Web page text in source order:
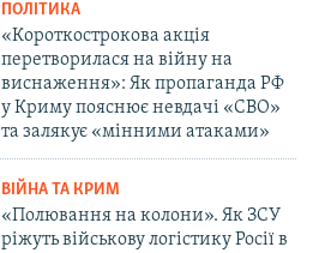
ПОЛІТИКА
«Короткострокова акція
перетворилася на війну на
виснаження»: Як пропаганда РФ
у Криму пояснює невдачі «СВО»
та залякує «мінними атаками»
ВІЙНА ТА КРИМ
«Полювання на колони». Як ЗСУ
ріжуть військову логістику Росії в